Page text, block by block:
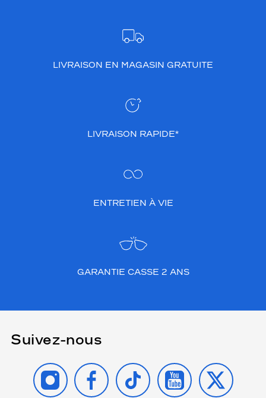
LIVRAISON EN MAGASIN GRATUITE
LIVRAISON RAPIDE*
ENTRETIEN À VIE
GARANTIE CASSE 2 ANS
Suivez-nous
INSTAGRAMFACEBOOK
TIKTOK YOUTUBE
X